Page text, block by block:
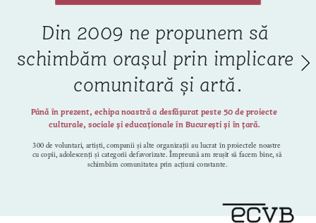
Din 2009 ne propunem să
schimbăm orașul prin implicare
comunitară și artă.
Până în prezent, echipa noastră a desfășurat peste 50 de proiecte
culturale, sociale și educaționale în București și în țară.
300 de voluntari, artiști, companii și alte organizații au lucrat în proiectele noastre
cu copii, adolescenți și categorii defavorizate. Împreună am reușit să facem bine, să
schimbăm comunitatea prin acțiuni constante.